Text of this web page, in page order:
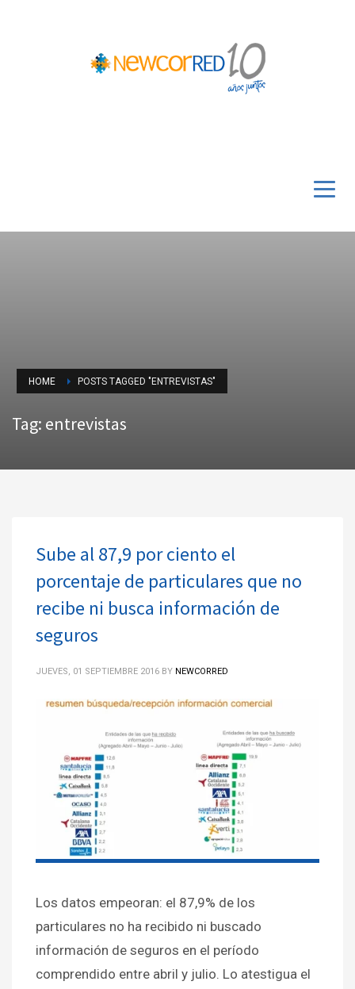
HOME POSTS TAGGED "ENTREVISTAS"
Tag: entrevistas
Sube al 87,9 por ciento el
porcentaje de particulares que no
recibe ni busca información de
seguros
JUEVES, 01 SEPTIEMBRE 2016 BY NEWCORRED
Los datos empeoran: el 87,9% de los
particulares no ha recibido ni buscado
información de seguros en el período
comprendido entre abril y julio. Lo atestigua el